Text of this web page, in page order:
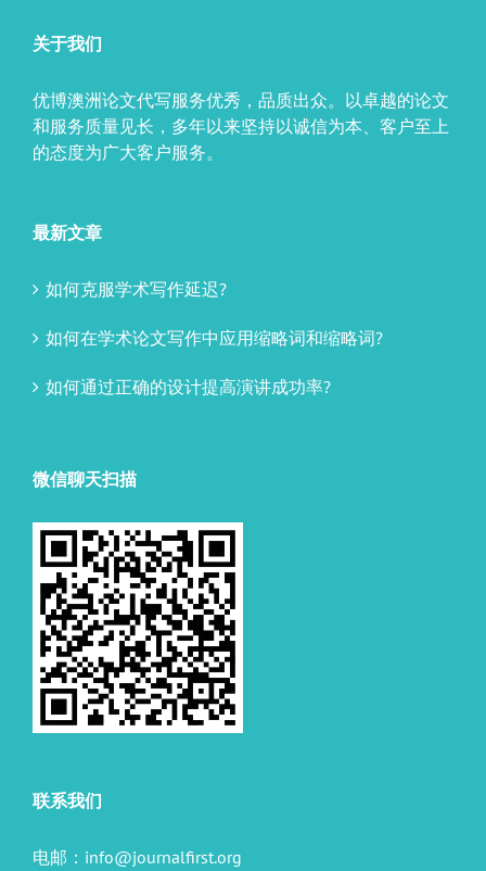
关于我们
优博澳洲论文代写服务优秀，品质出众。以卓越的论文
和服务质量见长，多年以来坚持以诚信为本、客户至上
的态度为广大客户服务。
最新文章
如何克服学术写作延迟?
如何在学术论文写作中应用缩略词和缩略词?
如何通过正确的设计提高演讲成功率?
微信聊天扫描
联系我们
电邮： info@journalfirst.org